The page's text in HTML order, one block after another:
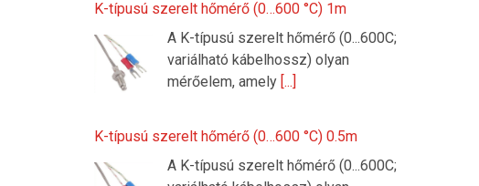
K-típusú szerelt hőmérő (0…600 °C) 1m
A K-típusú szerelt hőmérő (0...600C;
variálható kábelhossz) olyan
mérőelem, amely [...]
K-típusú szerelt hőmérő (0…600 °C) 0.5m
A K-típusú szerelt hőmérő (0...600C;